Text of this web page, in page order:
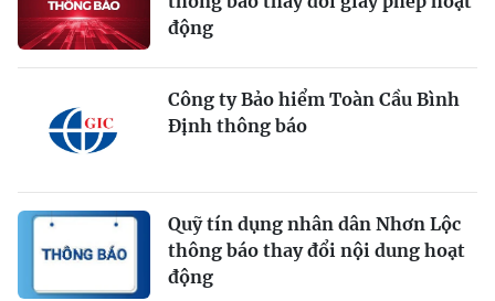
động
Công ty Bảo hiểm Toàn Cầu Bình
Định thông báo
Quỹ tín dụng nhân dân Nhơn Lộc
thông báo thay đổi nội dung hoạt
động